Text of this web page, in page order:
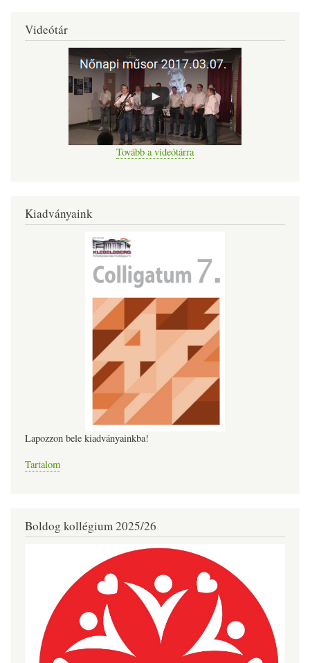
Videótár
Tovább a videótárra
Kiadványaink
Lapozzon bele kiadványainkba!
Tartalom
Boldog kollégium 2025/26